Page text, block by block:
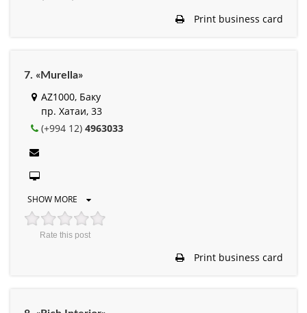
Print business card
7. «Murella»
AZ1000, Баку
пр. Хатаи, 33
(+994 12) 4963033
SHOW MORE
Rate this post
Print business card